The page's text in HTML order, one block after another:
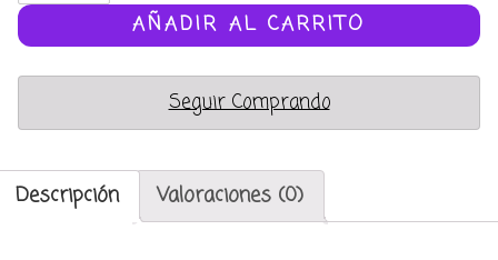
se
levanta
(pop
tie)
AÑADIR AL CARRITO
Seguir Comprando
Descripción Valoraciones (0)